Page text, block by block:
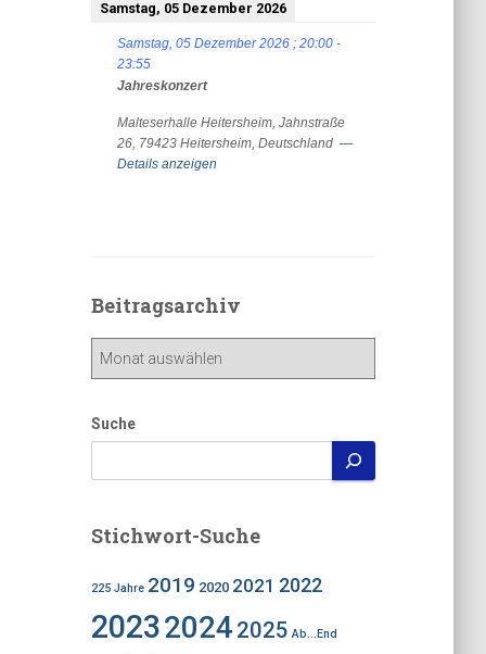
Samstag, 05 Dezember 2026
Samstag, 05 Dezember 2026; 20:00-
23:55
Jahreskonzert
Malteserhalle Heitersheim, Jahnstraße
26, 79423 Heitersheim, Deutschland —
Details anzeigen
Beitragsarchiv
Beitragsarchiv
Suche
Stichwort-Suche
225 Jahre 2019 2020 2021 2022
20232024 2025 Ab...End